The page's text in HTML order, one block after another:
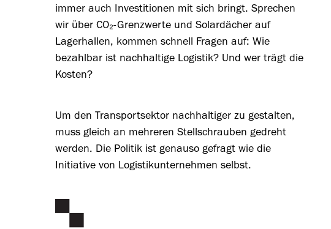
immer auch Investitionen mit sich bringt. Sprechen
wir über CO₂-Grenzwerte und Solardächer auf
Lagerhallen, kommen schnell Fragen auf: Wie
bezahlbar ist nachhaltige Logistik? Und wer trägt die
Kosten?
Um den Transportsektor nachhaltiger zu gestalten,
muss gleich an mehreren Stellschrauben gedreht
werden. Die Politik ist genauso gefragt wie die
Initiative von Logistikunternehmen selbst.